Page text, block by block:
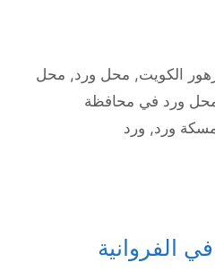
الكويت, محل ورد, محل
ورد في محافظة
ورد, ورد
الفروانية